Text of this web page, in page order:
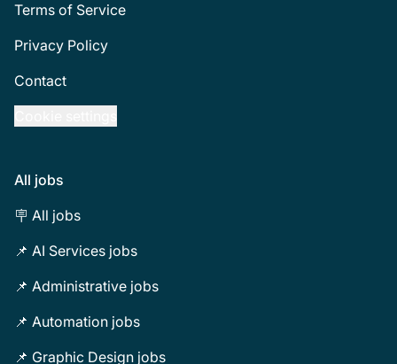
Terms of Service
Privacy Policy
Contact
All jobs
🪧 All jobs
📌 AI Services jobs
📌 Administrative jobs
📌 Automation jobs
📌 Graphic Design jobs